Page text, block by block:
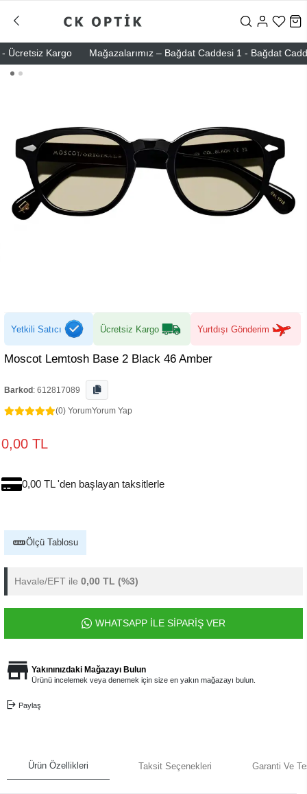
Kargo Mağazalarımız – Bağdat Caddesi 1 - Bağdat
Yetkili Satıcı Ücretsiz Kargo Yurtdışı Gönderim
Moscot Lemtosh Base 2 Black 46 Amber
Barkod : 612817089
(0) YorumYorum Yap
0,00 TL
0,00 TL 'den başlayan taksitlerle
Ölçü Tablosu
Havale/EFT ile 0,00 TL (%3)
WHATSAPP İLE SİPARİŞ VER
Yakınınızdaki Mağazayı Bulun
Ürünü incelemek veya denemek için size en yakın mağazayı bulun.
Paylaş
Ürün Özellikleri Taksit Seçenekleri Garanti Ve